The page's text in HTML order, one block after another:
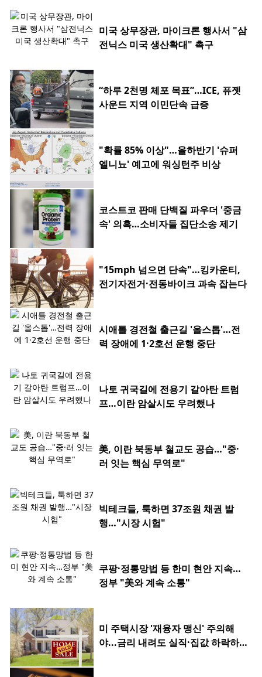
미국 상무장관, 마이크론 행사서 "삼
전닉스 미국 생산확대" 촉구
“하루 2천명 체포 목표”…ICE, 퓨젯
사운드 지역 이민단속 급증
"확률 85% 이상"…올하반기 '슈퍼
엘니뇨' 예고에 워싱턴주 비상
코스트코 판매 단백질 파우더 '중금
속' 의혹…소비자들 집단소송 제기
"15mph 넘으면 단속"…킹카운티,
전기자전거·전동바이크 과속 잡는다
시애틀 경전철 출근길 '올스톱'…전
력 장애에 1·2호선 운행 중단
나토 귀국길에 전용기 갈아탄 트럼
프…이란 암살시도 우려했나
美, 이란 북동부 철교도 공습…"중·
러 잇는 핵심 무역로"
빅테크들, 툭하면 37조원 채권 발
행…"시장 시험"
쿠팡·정통망법 등 한미 현안 지속…
정부 "美와 계속 소통"
미 주택시장 '재융자 맹신' 주의해
야...금리 내려도 실직·집값 하락하